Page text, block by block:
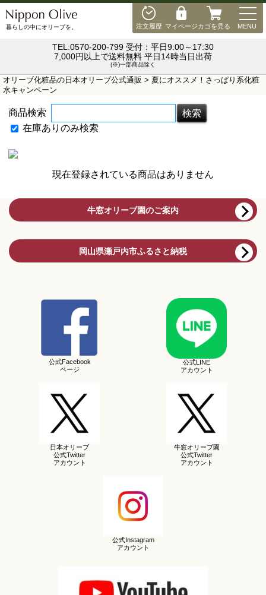
注文履歴 マイページカゴを見る MENU
暮らしの中にオリーブを。
TEL:0570-200-799 受付：平日9:00～17:30
7,000円以上で送料無料 平日14時当日出荷
(※)一部商品除く
オリーブ化粧品の日本オリーブ公式通販 > 夏にオススメ！さっぱり系化粧
水キャンペーン
商品検索
在庫ありのみ検索
現在登録されている商品はありません
牛窓オリーブ園のご案内
岡山県瀬戸内市ふるさと納税
公式Facebook
ページ
公式LINE
アカウント
日本オリーブ
公式Twitter
アカウント
牛窓オリーブ園
公式Twitter
アカウント
公式Instagram
アカウント